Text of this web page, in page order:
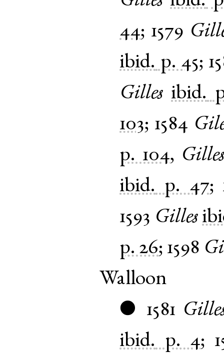
44; 1579
ibid. p. 45;
Gilles ibid.
103; 1584
p. 104,
ibid. p. 47;
1593 Gilles
p. 26; 1598
Walloon
● 1581
ibid. p. 4;